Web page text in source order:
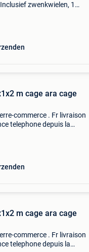
zwenkwielen, 1
m cage ara cage
commerce . Fr livraison
telephone depuis la
m cage ara cage
commerce . Fr livraison
telephone depuis la